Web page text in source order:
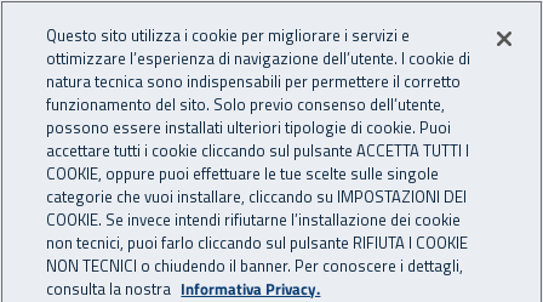
INAIL - Istituto Nazionale
Apri cerca
Navigazione principale
Navigazione - Ti trovi in:
Home Inail comunica News
25 febbraio 2021
Questo sito utilizza i cookie per migliorare i servizi e
ottimizzare l’esperienza di navigazione dell’utente. I cookie di
natura tecnica sono indispensabili per permettere il corretto
funzionamento del sito. Solo previo consenso dell’utente,
possono essere installati ulteriori tipologie di cookie. Puoi
accettare tutti i cookie cliccando sul pulsante ACCETTA TUTTI I
COOKIE, oppure puoi effettuare le tue scelte sulle singole
categorie che vuoi installare, cliccando su IMPOSTAZIONI DEI
COOKIE. Se invece intendi rifiutarne l’installazione dei cookie
non tecnici, puoi farlo cliccando sul pulsante RIFIUTA I COOKIE
NON TECNICI o chiudendo il banner. Per conoscere i dettagli,
consulta la nostra Informativa Privacy.